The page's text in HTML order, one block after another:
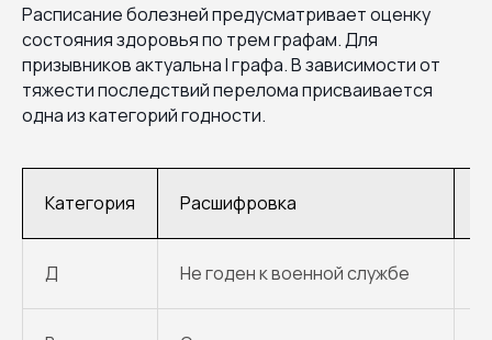
Расписание болезней предусматривает оценку
состояния здоровья по трем графам. Для
призывников актуальна I графа. В зависимости от
тяжести последствий перелома присваивается
одна из категорий годности.
Категория Расшифровка
Д Не годен к военной службе